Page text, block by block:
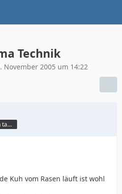
Technik
November 2005 um 14:22
Der mit dem Pinguin tanzt
Kuh vom Rasen läuft ist wohl